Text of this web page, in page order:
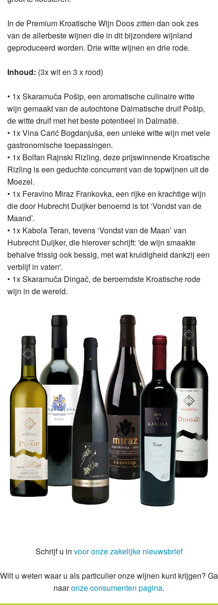
In de Premium Kroatische Wijn Doos zitten dan ook zes
van de allerbeste wijnen die in dit bijzondere wijnland
geproduceerd worden. Drie witte wijnen en drie rode.
Inhoud: (3x wit en 3 x rood)
• 1x Skaramuča Pošip, een aromatische culinaire witte
wijn gemaakt van de autochtone Dalmatische druif Pošip,
de witte druif met het beste potentieel in Dalmatië.
• 1x Vina Carić Bogdanjuša, een unieke witte wijn met vele
gastronomische toepassingen.
• 1x Bolfan Rajnski Rizling, deze prijswinnende Kroatische
Rizling is een geduchte concurrent van de topwijnen uit de
Moezel.
• 1x Feravino Miraz Frankovka, een rijke en krachtige wijn
die door Hubrecht Duijker benoemd is tot ‘Vondst van de
Maand’.
• 1x Kabola Teran, tevens ‘Vondst van de Maan’ van
Hubrecht Duijker, die hierover schrijft: 'de wijn smaakte
behalve frissig ook bessig, met wat kruidigheid dankzij een
verblijf in vaten'.
• 1x Skaramuča Dingač, de beroemdste Kroatische rode
wijn in de wereld.
Schrijf u in voor onze zakelijke nieuwsbrief
Wilt u weten waar u als particulier onze wijnen kunt krijgen? Ga
naaronze consumenten pagina.